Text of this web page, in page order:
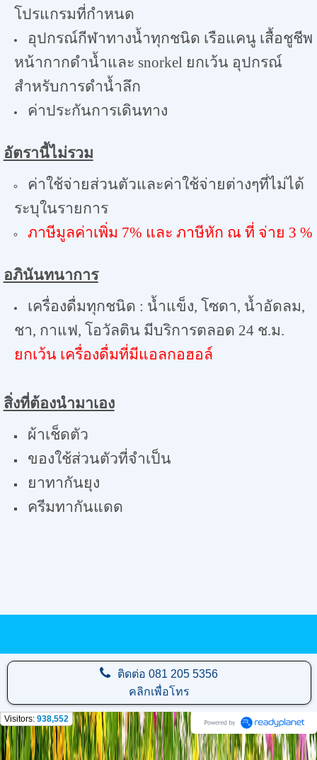
โปรแกรมที่กำหนด
อุปกรณ์กีฬาทางน้ำทุกชนิด เรือแคนู เสื้อชูชีพ
หน้ากากดำน้ำและ snorkel ยกเว้น อุปกรณ์
สำหรับการดำน้ำลึก
ค่าประกันการเดินทาง
อัตรานี้ไม่รวม
ค่าใช้จ่ายส่วนตัวและค่าใช้จ่ายต่างๆที่ไม่ได้
ระบุในรายการ
ภาษีมูลค่าเพิ่ม 7% และ ภาษีหัก ณ ที่ จ่าย 3 %
อภินันทนาการ
เครื่องดื่มทุกชนิด : น้ำแข็ง, โซดา, น้ำอัดลม,
ชา, กาแฟ, โอวัลติน มีบริการตลอด 24 ช.ม.
ยกเว้น เครื่องดื่มที่มีแอลกอฮอล์
สิ่งที่ต้องนำมาเอง
ผ้าเช็ดตัว
ของใช้ส่วนตัวที่จำเป็น
ยาทากันยุง
ครีมทากันแดด
ติดต่อ081 205 5356
คลิกเพื่อโทร
Visitors: 938,552